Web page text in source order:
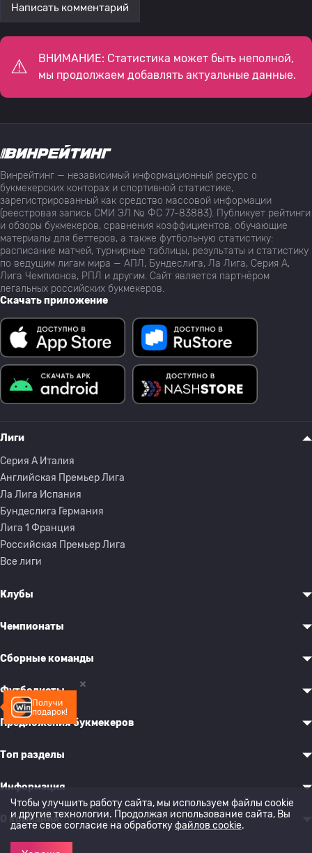
Написать комментарий
ВНИМАНИЕ: Статистика может быть неполной,
мы продолжаем добавлять актуальные данные.
Получи
подарок!
Винрейтинг — независимый информационный ресурс о
букмекерских конторах и спортивной статистике,
зарегистрированный как средство массовой информации
(реестровая запись СМИ ЭЛ № ФС 77-83883). Публикует рейтинги
и обзоры букмекеров, сравнения коэффициентов, обучающие
материалы для беттеров, а также футбольную статистику:
расписание матчей, турнирные таблицы, результаты и статистику
по ведущим лигам мира — АПЛ, Бундеслига, Ла Лига, Серия А,
Лига Чемпионов, РПЛ и другим. Сайт является партнёром
легальных российских букмекеров.
Скачать приложение
Лиги
Серия A Италия
Английская Премьер Лига
Ла Лига Испания
Бундеслига Германия
Лига 1 Франция
Российская Премьер Лига
Все лиги
Клубы
Чемпионаты
Сборные команды
Футболисты
Предложения букмекеров
Топ разделы
Информация
О компании
Чтобы улучшить работу сайта, мы используем файлы cookie
и другие технологии. Продолжая использование сайта, Вы
даете свое согласие на обработкуфайлов cookie.